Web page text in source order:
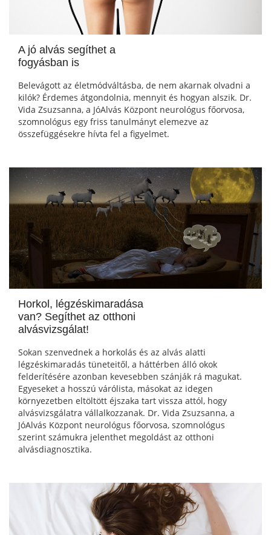
A jó alvás segíthet a
fogyásban is
Belevágott az életmódváltásba, de nem akarnak olvadni a
kilók? Érdemes átgondolnia, mennyit és hogyan alszik. Dr.
Vida Zsuzsanna, a JóAlvás Központ neurológus főorvosa,
szomnológus egy friss tanulmányt elemezve az
összefüggésekre hívta fel a figyelmet.
Horkol, légzéskimaradása
van? Segíthet az otthoni
alvásvizsgálat!
Sokan szenvednek a horkolás és az alvás alatti
légzéskimaradás tüneteitől, a háttérben álló okok
felderítésére azonban kevesebben szánják rá magukat.
Egyeseket a hosszú várólista, másokat az idegen
környezetben eltöltött éjszaka tart vissza attól, hogy
alvásvizsgálatra vállalkozzanak. Dr. Vida Zsuzsanna, a
JóAlvás Központ neurológus főorvosa, szomnológus
szerint számukra jelenthet megoldást az otthoni
alvásdiagnosztika.